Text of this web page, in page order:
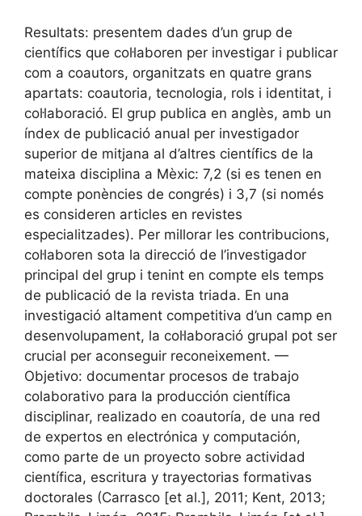
Resultats: presentem dades d’un grup de
científics que col·laboren per investigar i publicar
com a coautors, organitzats en quatre grans
apartats: coautoria, tecnologia, rols i identitat, i
col·laboració. El grup publica en anglès, amb un
índex de publicació anual per investigador
superior de mitjana al d’altres científics de la
mateixa disciplina a Mèxic: 7,2 (si es tenen en
compte ponències de congrés) i 3,7 (si només
es consideren articles en revistes
especialitzades). Per millorar les contribucions,
col·laboren sota la direcció de l’investigador
principal del grup i tenint en compte els temps
de publicació de la revista triada. En una
investigació altament competitiva d’un camp en
desenvolupament, la col·laboració grupal pot ser
crucial per aconseguir reconeixement. —
Objetivo: documentar procesos de trabajo
colaborativo para la producción científica
disciplinar, realizado en coautoría, de una red
de expertos en electrónica y computación,
como parte de un proyecto sobre actividad
científica, escritura y trayectorias formativas
doctorales (Carrasco [et al.], 2011; Kent, 2013;